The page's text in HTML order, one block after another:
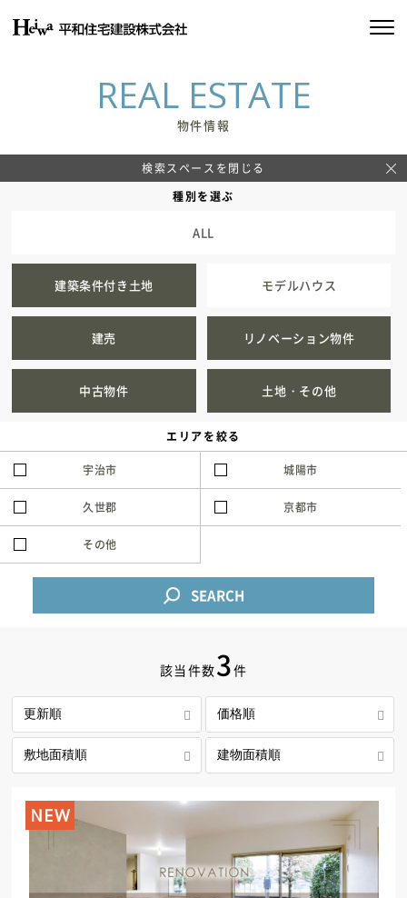
SDGsの取り組み
イベント情報
リフォームお問合せ
REAL ESTATE
物件情報
検索スペースを閉じる
種別を選ぶ
ALL
建築条件付き土地 モデルハウス
建売 リノベーション物件
中古物件 土地・その他
エリアを絞る
宇治市 城陽市
久世郡 京都市
その他
SEARCH
該当件数3件
NEW